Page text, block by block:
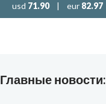
usd 71.90 | eur 82.97
Главные новости: